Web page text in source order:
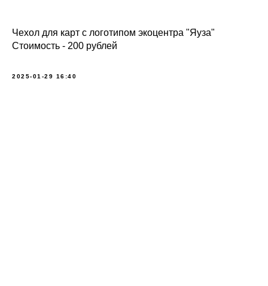
Чехол для карт с логотипом экоцентра "Яуза"
Стоимость - 200 рублей
2025-01-29 16:40